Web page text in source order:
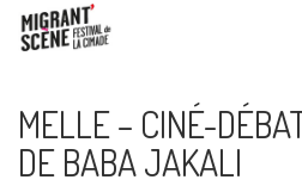
MELLE – CINÉ-
DE BABA JAKALI